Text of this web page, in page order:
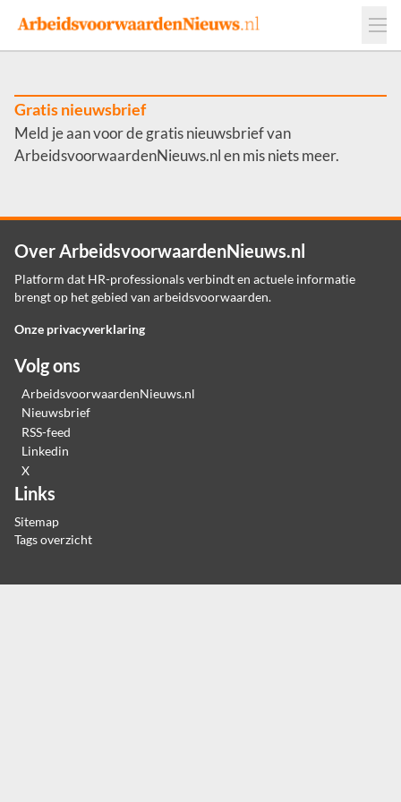
Events
Adverteren
Werkgevers
Contact
Gratis nieuwsbrief
Meld je aan voor de gratis nieuwsbrief van
ArbeidsvoorwaardenNieuws.nl en mis niets meer.
Over ArbeidsvoorwaardenNieuws.nl
Platform dat HR-professionals verbindt en actuele informatie
brengt op het gebied van arbeidsvoorwaarden.
Onze privacyverklaring
Volg ons
ArbeidsvoorwaardenNieuws.nl
Nieuwsbrief
RSS-feed
Linkedin
X
Links
Sitemap
Tags overzicht